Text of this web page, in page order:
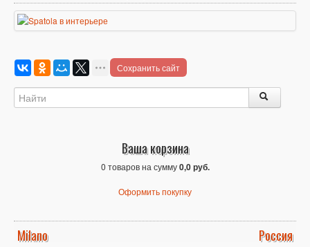
Сохранить сайт
Ваша корзина
0 товаров на сумму0,0 руб.
Оформить покупку
Milano Россия